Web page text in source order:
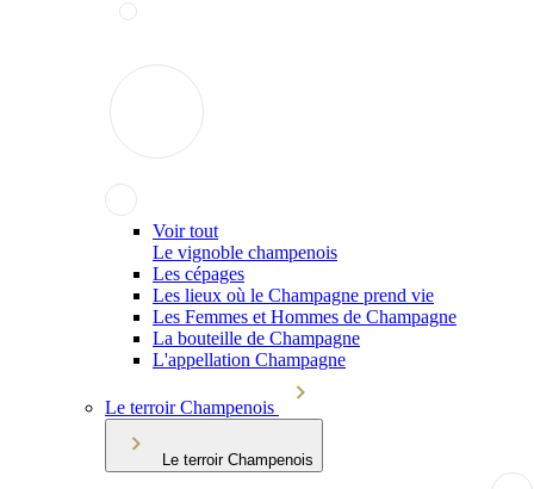
Voir tout
Le vignoble champenois
Les cépages
Les lieux où le Champagne prend vie
Les Femmes et Hommes de Champagne
La bouteille de Champagne
L'appellation Champagne
Le terroir Champenois
Le terroir Champenois